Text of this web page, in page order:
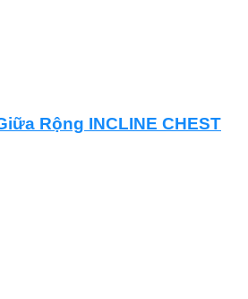
Rộng INCLINE CHEST